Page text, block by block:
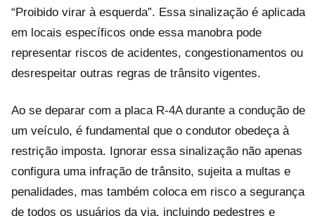
“Proibido virar à esquerda”. Essa sinalização é aplicada
em locais específicos onde essa manobra pode
representar riscos de acidentes, congestionamentos ou
desrespeitar outras regras de trânsito vigentes.
Ao se deparar com a placa R-4A durante a condução de
um veículo, é fundamental que o condutor obedeça à
restrição imposta. Ignorar essa sinalização não apenas
configura uma infração de trânsito, sujeita a multas e
penalidades, mas também coloca em risco a segurança
de todos os usuários da via, incluindo pedestres e